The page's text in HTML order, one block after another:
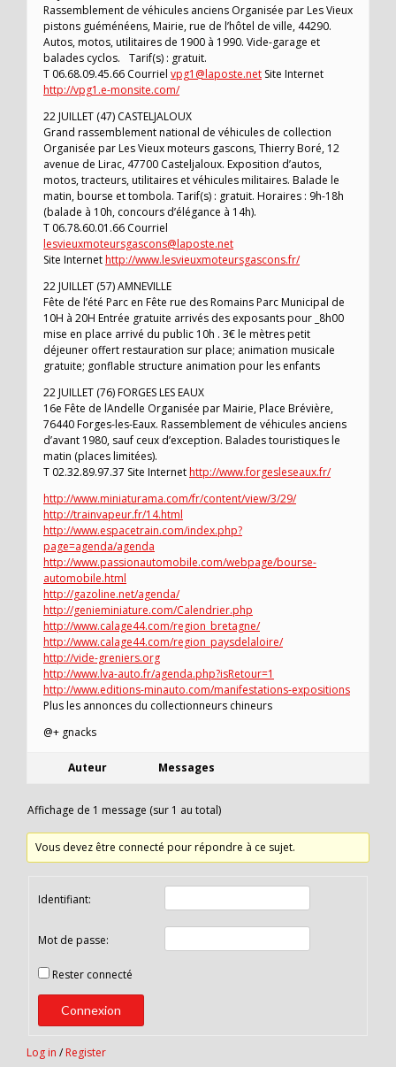
Rassemblement de véhicules anciens Organisée par Les Vieux
pistons guéménéens, Mairie, rue de l’hôtel de ville, 44290.
Autos, motos, utilitaires de 1900 à 1990. Vide-garage et
balades cyclos. Tarif(s) : gratuit.
T 06.68.09.45.66 Courriel vpg1@laposte.net Site Internet
http://vpg1.e-monsite.com/
22 JUILLET (47) CASTELJALOUX
Grand rassemblement national de véhicules de collection
Organisée par Les Vieux moteurs gascons, Thierry Boré, 12
avenue de Lirac, 47700 Casteljaloux. Exposition d’autos,
motos, tracteurs, utilitaires et véhicules militaires. Balade le
matin, bourse et tombola. Tarif(s) : gratuit. Horaires : 9h-18h
(balade à 10h, concours d’élégance à 14h).
T 06.78.60.01.66 Courriel
lesvieuxmoteursgascons@laposte.net
Site Internethttp://www.lesvieuxmoteursgascons.fr/
22 JUILLET (57) AMNEVILLE
Fête de l’été Parc en Fête rue des Romains Parc Municipal de
10H à 20H Entrée gratuite arrivés des exposants pour _8h00
mise en place arrivé du public 10h . 3€ le mètres petit
déjeuner offert restauration sur place; animation musicale
gratuite; gonflable structure animation pour les enfants
22 JUILLET (76) FORGES LES EAUX
16e Fête de lAndelle Organisée par Mairie, Place Brévière,
76440 Forges-les-Eaux. Rassemblement de véhicules anciens
d’avant 1980, sauf ceux d’exception. Balades touristiques le
matin (places limitées).
T 02.32.89.97.37 Site Internethttp://www.forgesleseaux.fr/
http://www.miniaturama.com/fr/content/view/3/29/
http://trainvapeur.fr/14.html
http://www.espacetrain.com/index.php?
page=agenda/agenda
http://www.passionautomobile.com/webpage/bourse-
automobile.html
http://gazoline.net/agenda/
http://genieminiature.com/Calendrier.php
http://www.calage44.com/region_bretagne/
http://www.calage44.com/region_paysdelaloire/
http://vide-greniers.org
http://www.lva-auto.fr/agenda.php?isRetour=1
http://www.editions-minauto.com/manifestations-expositions
Plus les annonces du collectionneurs chineurs
@+ gnacks
Auteur Messages
Affichage de 1 message (sur 1 au total)
Vous devez être connecté pour répondre à ce sujet.
Identifiant:
Mot de passe:
Rester connecté
Connexion
Log in / Register